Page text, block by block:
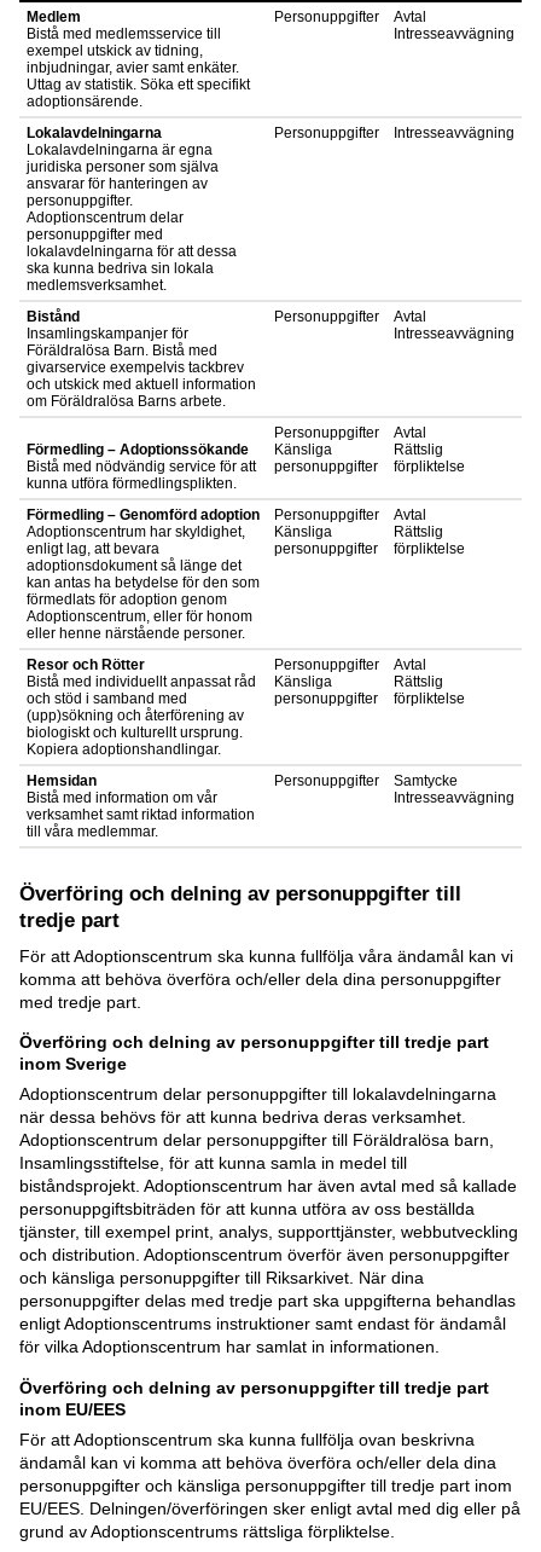
Medlem
Bistå med medlemsservice till
exempel utskick av tidning,
inbjudningar, avier samt enkäter.
Uttag av statistik. Söka ett specifikt
adoptionsärende.
Personuppgifter
Avtal
Intresseavvägning
Lokalavdelningarna
Lokalavdelningarna är egna
juridiska personer som själva
ansvarar för hanteringen av
personuppgifter.
Adoptionscentrum delar
personuppgifter med
lokalavdelningarna för att dessa
ska kunna bedriva sin lokala
medlemsverksamhet.
Personuppgifter Intresseavvägning
Bistånd
Insamlingskampanjer för
Föräldralösa Barn. Bistå med
givarservice exempelvis tackbrev
och utskick med aktuell information
om Föräldralösa Barns arbete.
Personuppgifter
Avtal
Intresseavvägning
Förmedling – Adoptionssökande
Bistå med nödvändig service för att
kunna utföra förmedlingsplikten.
Personuppgifter
Känsliga
personuppgifter
Avtal
Rättslig
förpliktelse
Förmedling – Genomförd adoption
Adoptionscentrum har skyldighet,
enligt lag, att bevara
adoptionsdokument så länge det
kan antas ha betydelse för den som
förmedlats för adoption genom
Adoptionscentrum, eller för honom
eller henne närstående personer.
Personuppgifter
Känsliga
personuppgifter
Avtal
Rättslig
förpliktelse
Resor och Rötter
Bistå med individuellt anpassat råd
och stöd i samband med
(upp)sökning och återförening av
biologiskt och kulturellt ursprung.
Kopiera adoptionshandlingar.
Personuppgifter
Känsliga
personuppgifter
Avtal
Rättslig
förpliktelse
Hemsidan
Bistå med information om vår
verksamhet samt riktad information
till våra medlemmar.
Personuppgifter
Samtycke
Intresseavvägning
Överföring och delning av personuppgifter till
tredje part
För att Adoptionscentrum ska kunna fullfölja våra ändamål kan vi
komma att behöva överföra och/eller dela dina personuppgifter
med tredje part.
Överföring och delning av personuppgifter till tredje part
inom Sverige
Adoptionscentrum delar personuppgifter till lokalavdelningarna
när dessa behövs för att kunna bedriva deras verksamhet.
Adoptionscentrum delar personuppgifter till Föräldralösa barn,
Insamlingsstiftelse, för att kunna samla in medel till
biståndsprojekt. Adoptionscentrum har även avtal med så kallade
personuppgiftsbiträden för att kunna utföra av oss beställda
tjänster, till exempel print, analys, supporttjänster, webbutveckling
och distribution. Adoptionscentrum överför även personuppgifter
och känsliga personuppgifter till Riksarkivet. När dina
personuppgifter delas med tredje part ska uppgifterna behandlas
enligt Adoptionscentrums instruktioner samt endast för ändamål
för vilka Adoptionscentrum har samlat in informationen.
Överföring och delning av personuppgifter till tredje part
inom EU/EES
För att Adoptionscentrum ska kunna fullfölja ovan beskrivna
ändamål kan vi komma att behöva överföra och/eller dela dina
personuppgifter och känsliga personuppgifter till tredje part inom
EU/EES. Delningen/överföringen sker enligt avtal med dig eller på
grund av Adoptionscentrums rättsliga förpliktelse.